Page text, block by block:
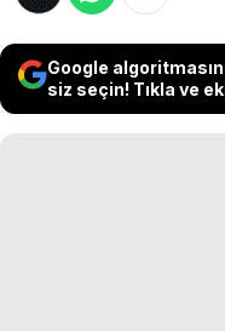
Google
siz seçin! Tıkla ve